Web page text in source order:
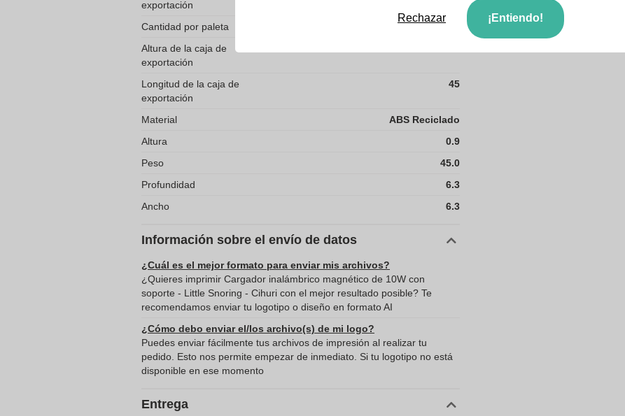
exportación
Cantidad por paleta
3600
Altura de la caja de
exportación
Longitud de la caja de
exportación
45
Material
ABS Reciclado
Altura
0.9
Peso
45.0
Profundidad
6.3
Ancho
6.3
Información sobre el envío de datos
¿Cuál es el mejor formato para enviar mis archivos?
¿Quieres imprimir Cargador inalámbrico magnético de 10W con
soporte - Little Snoring - Cihuri con el mejor resultado posible? Te
recomendamos enviar tu logotipo o diseño en formato AI
¿Cómo debo enviar el/los archivo(s) de mi logo?
Puedes enviar fácilmente tus archivos de impresión al realizar tu
pedido. Esto nos permite empezar de inmediato. Si tu logotipo no está
disponible en ese momento
Entrega
Rechazar ¡Entiendo!